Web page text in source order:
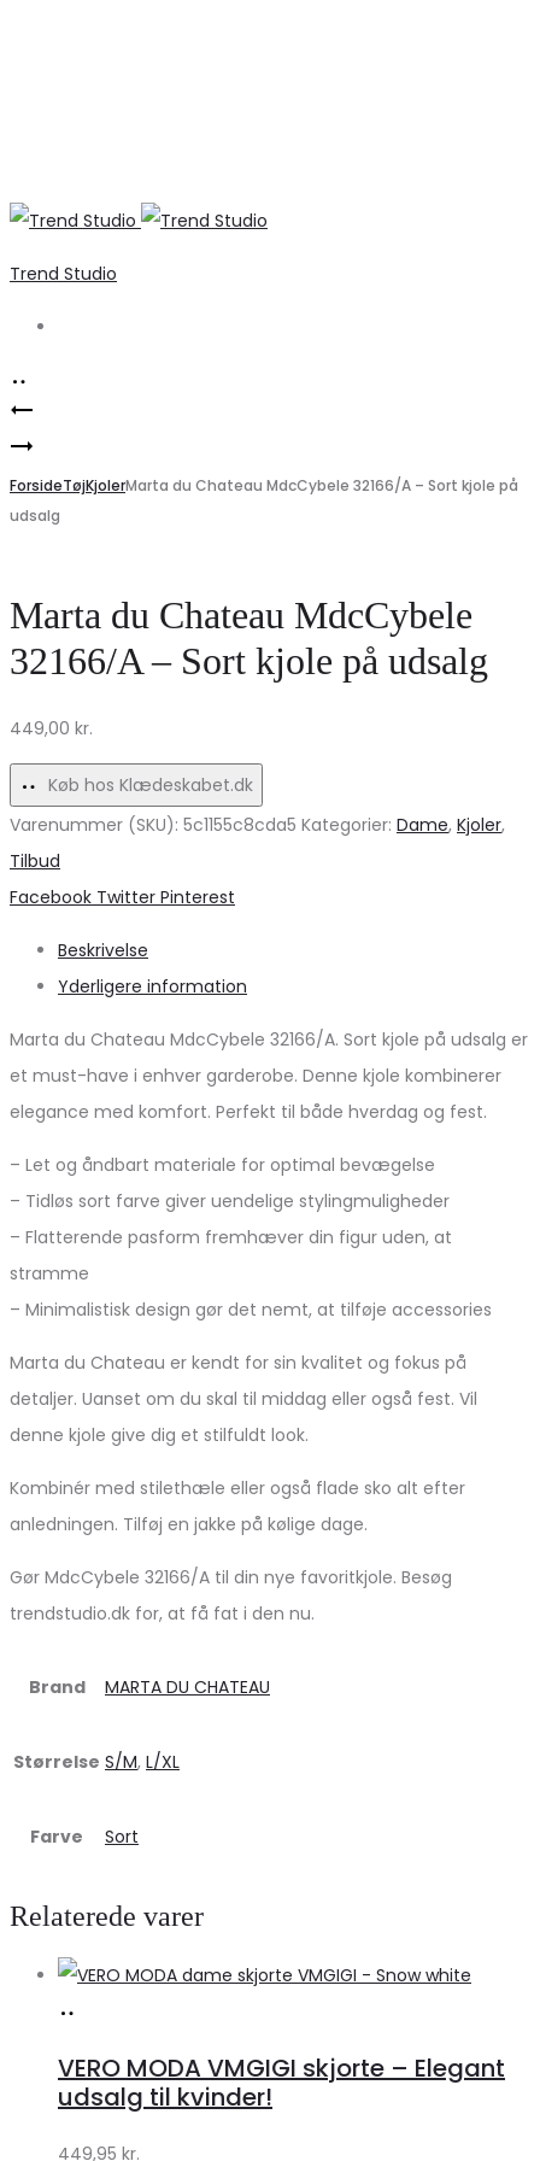
Trend Studio
Product
navigation
i
mørk
Stilfuld
og
VERO
MODA
VMKATHY
Mørkeblå
Denimstriber
ForsideTøjKjolerMarta du Chateau MdcCybele 32166/A – Sort kjole på
udsalg
Marta du Chateau MdcCybele
32166/A – Sort kjole på udsalg
449,00 kr.
Køb hos Klædeskabet.dk
Varenummer (SKU): 5c1155c8cda5 Kategorier: Dame, Kjoler,
Tilbud
Share
Facebook Twitter Pinterest
Beskrivelse
Yderligere information
Marta du Chateau MdcCybele 32166/A. Sort kjole på udsalg er
et must-have i enhver garderobe. Denne kjole kombinerer
elegance med komfort. Perfekt til både hverdag og fest.
– Let og åndbart materiale for optimal bevægelse
– Tidløs sort farve giver uendelige stylingmuligheder
– Flatterende pasform fremhæver din figur uden, at
stramme
– Minimalistisk design gør det nemt, at tilføje accessories
Marta du Chateau er kendt for sin kvalitet og fokus på
detaljer. Uanset om du skal til middag eller også fest. Vil
denne kjole give dig et stilfuldt look.
Kombinér med stilethæle eller også flade sko alt efter
anledningen. Tilføj en jakke på kølige dage.
Gør MdcCybele 32166/A til din nye favoritkjole. Besøg
trendstudio.dk for, at få fat i den nu.
Brand MARTA DU CHATEAU
Størrelse S/M, L/XL
Farve Sort
Relaterede varer
Klædeskabet.dk
VERO MODA VMGIGI skjorte – Elegant
udsalg til kvinder!
449,95 kr.